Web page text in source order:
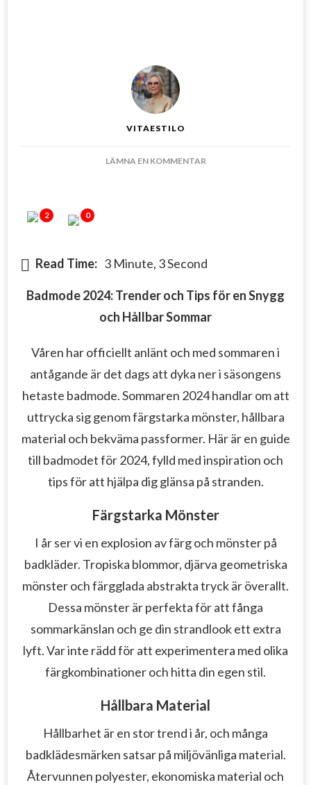
VITAESTILO
LÄMNA EN KOMMENTARPÅ
EN
OCH
SOMMAR
2 0
Read Time: 3 Minute, 3 Second
Badmode 2024: Trender och Tips för en Snygg
och Hållbar Sommar
Våren har officiellt anlänt och med sommaren i
antågande är det dags att dyka ner i säsongens
hetaste badmode. Sommaren 2024 handlar om att
uttrycka sig genom färgstarka mönster, hållbara
material och bekväma passformer. Här är en guide
till badmodet för 2024, fylld med inspiration och
tips för att hjälpa dig glänsa på stranden.
Färgstarka Mönster
I år ser vi en explosion av färg och mönster på
badkläder. Tropiska blommor, djärva geometriska
mönster och färgglada abstrakta tryck är överallt.
Dessa mönster är perfekta för att fånga
sommarkänslan och ge din strandlook ett extra
lyft. Var inte rädd för att experimentera med olika
färgkombinationer och hitta din egen stil.
Hållbara Material
Hållbarhet är en stor trend i år, och många
badklädesmärken satsar på miljövänliga material.
Återvunnen polyester, ekonomiska material och